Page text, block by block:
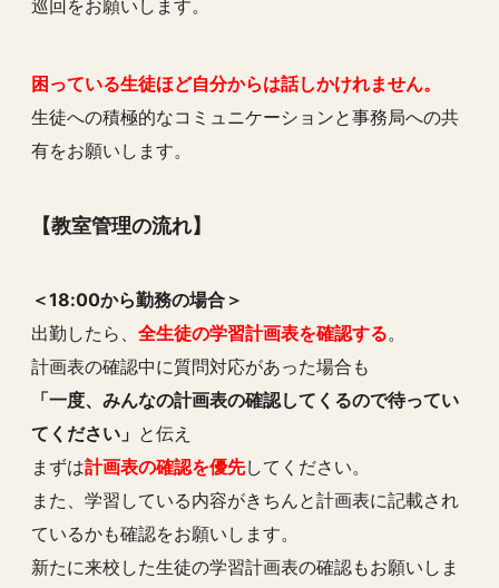
巡回をお願いします。
困っている生徒ほど自分からは話しかけれません。
生徒への積極的なコミュニケーションと事務局への共
有をお願いします。
【教室管理の流れ】
＜18:00から勤務の場合＞
出勤したら、 全生徒の学習計画表を確認する。
計画表の確認中に質問対応があった場合も
「一度、みんなの計画表の確認してくるので待ってい
てください」 と伝え
まずは計画表の確認を優先してください。
また、学習している内容がきちんと計画表に記載され
ているかも確認をお願いします。
新たに来校した生徒の学習計画表の確認もお願いしま